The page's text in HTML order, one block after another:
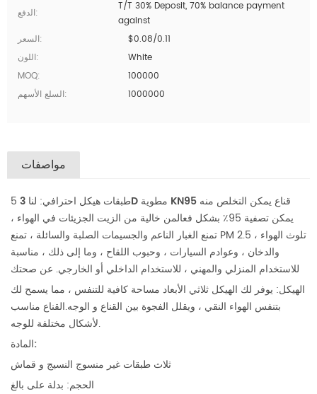
الدفع:
T/T 30% Deposit, 70% balance payment
against
السعر:
$0.08/0.11
اللون:
White
MOQ:
100000
السلع الأسهم:
1000000
مواصفات
5 طبقات هيكل احترافي: لنا
3D مطوية KN95 قناع يمكن التخلص منه
يمكن تصفية 95٪ بشكل فعالمن خالية من الزيت الجزيئات في الهواء ،
تمنع الغبار الناعم والجسيمات الصلبة والسائلة ، تمنع PM 2.5 تلوث الهواء ،
والدخان ، وعوادم السيارات ، وحبوب اللقاح ، وما إلى ذلك ، مناسبة
للاستخدام المنزلي والمهني ، للاستخدام الداخلي أو الخارجي. عن صحتك
الهيكل: يوفر لك الهيكل ثلاثي الأبعاد مساحة كافية للتنفس ، مما يسمح لك
بتنفس الهواء النقي ، ويقلل الفجوة بين القناع و الوجه.القناع مناسب
لأشكال مختلفة للوجه.
المادة:
ثلاث طبقات غير منسوج النسيج و قماش
الحجم: بدلة على بالغ